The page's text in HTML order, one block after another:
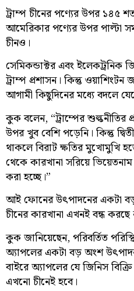
ট্রাম্প চীনের পণ্যের উপর ১৪৫
আমেরিকার পণ্যের উপর পাল্টা
চীনও।
সেমিকন্ডাক্টর এবং ইলেকট্রনিক
ট্রাম্প প্রশাসন। কিন্তু
আগামী কিছুদিনের মধ্যে বদলে
কুক বলেন, “ট্রাম্পের শুল্কনীতির
উপর খুব বেশি পড়েনি। কিন্তু
থাকলে বিরাট ক্ষতির মুখোমুখি
থেকে কারখানা সরিয়ে ভিয়েতনাম
করা হচ্ছে।”
আই ফোনের উৎপাদনের একটা
চীনের কারখানা এখনই বন্ধ করছে
কুক জানিয়েছেন, পরিবর্তিত
অ্যাপলের একটা বড় অংশ
বাইরে অ্যাপলের যে জিনিস
এখনো চীনেই হবে।